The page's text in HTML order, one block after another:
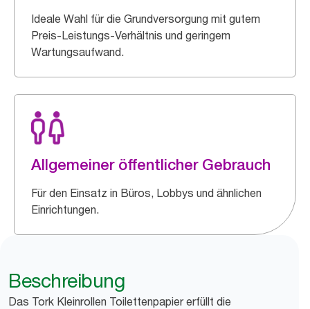
Ideale Wahl für die Grundversorgung mit gutem
Preis-Leistungs-Verhältnis und geringem
Wartungsaufwand.
Allgemeiner öffentlicher Gebrauch
Für den Einsatz in Büros, Lobbys und ähnlichen
Einrichtungen.
Beschreibung
Das Tork Kleinrollen Toilettenpapier erfüllt die